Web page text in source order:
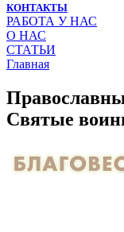
КОНТАКТЫ
РАБОТА У НАС
О НАС
СТАТЬИ
Главная
Святые